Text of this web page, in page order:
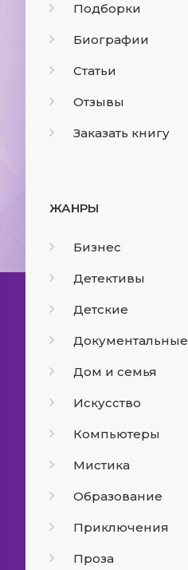
Подборки
Биографии
Статьи
Отзывы
Заказать книгу
ЖАНРЫ
Бизнес
Детективы
Детские
Документальные
Дом и семья
Искусство
Компьютеры
Мистика
Образование
Приключения
Проза